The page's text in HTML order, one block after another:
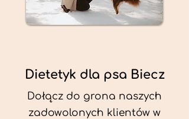
Dietetyk dla psa Biecz
Dołącz do grona naszych
zadowolonych klientów w